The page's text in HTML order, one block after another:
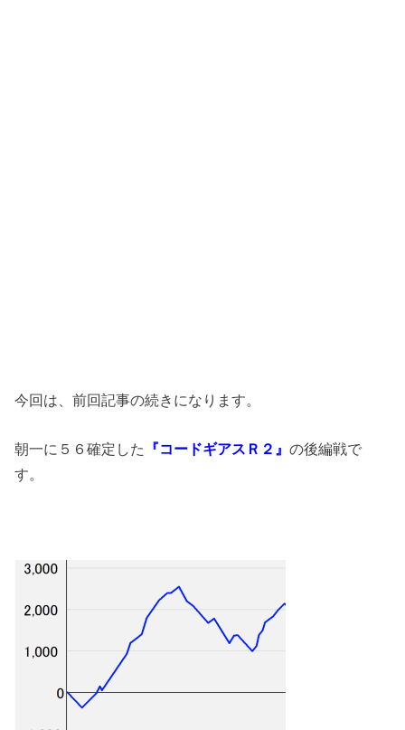
今回は、前回記事の続きになります。
朝一に５６確定した 『コードギアスＲ２』の後編戦で
す。